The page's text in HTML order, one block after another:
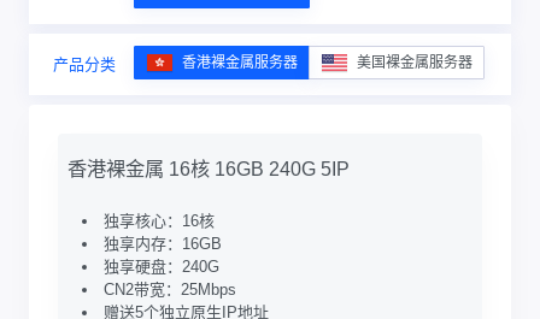
产品分类 香港裸金属服务器 美国裸金属服务器
香港裸金属 16核 16GB 240G 5IP
独享核心：16核
独享内存：16GB
独享硬盘：240G
CN2带宽：25Mbps
赠送5个独立原生IP地址